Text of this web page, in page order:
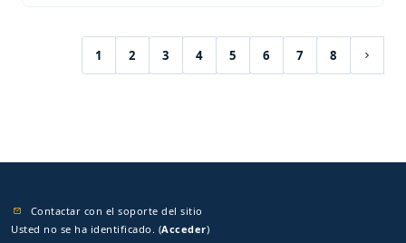
1
(current)
2 3 4 5 6 7 8
Contactar con el soporte del sitio
Usted no se ha identificado. (Acceder)